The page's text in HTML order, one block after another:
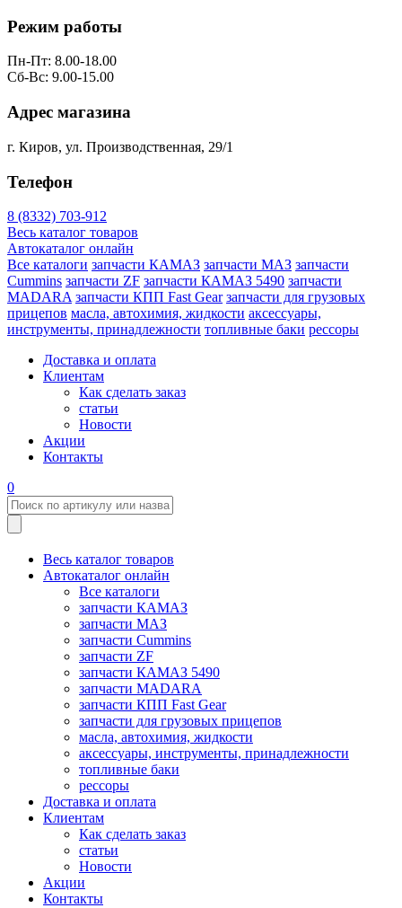
Режим работы
Пн-Пт: 8.00-18.00
Сб-Вс: 9.00-15.00
Адрес магазина
г. Киров, ул. Производственная, 29/1
Телефон
8 (8332) 703-912
Весь каталог товаров
Автокаталог онлайн
Все каталоги запчасти КАМАЗ запчасти МАЗ запчасти
Cummins запчасти ZF запчасти КАМАЗ 5490 запчасти
MADARA запчасти КПП Fast Gear запчасти для грузовых
прицепов масла, автохимия, жидкости аксессуары,
инструменты, принадлежности топливные баки рессоры
Доставка и оплата
Клиентам
Как сделать заказ
статьи
Новости
Акции
Контакты
0
Весь каталог товаров
Автокаталог онлайн
Все каталоги
запчасти КАМАЗ
запчасти МАЗ
запчасти Cummins
запчасти ZF
запчасти КАМАЗ 5490
запчасти MADARA
запчасти КПП Fast Gear
запчасти для грузовых прицепов
масла, автохимия, жидкости
аксессуары, инструменты, принадлежности
топливные баки
рессоры
Доставка и оплата
Клиентам
Как сделать заказ
статьи
Новости
Акции
Контакты